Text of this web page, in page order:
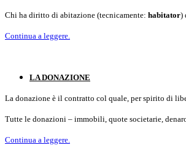
Chi ha diritto di abitazione (tecnicamente: habitator)
Continua a leggere.
LA DONAZIONE
La donazione è il contratto col quale, per spirito di
Tutte le donazioni – immobili, quote societarie,
Continua a leggere.